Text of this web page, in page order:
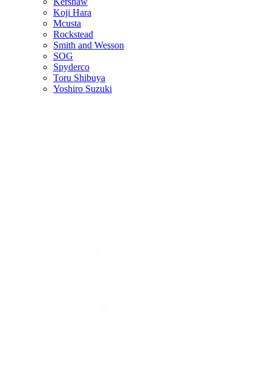
Koji Hara
Mcusta
Rockstead
Smith and Wesson
SOG
Spyderco
Toru Shibuya
Yoshiro Suzuki